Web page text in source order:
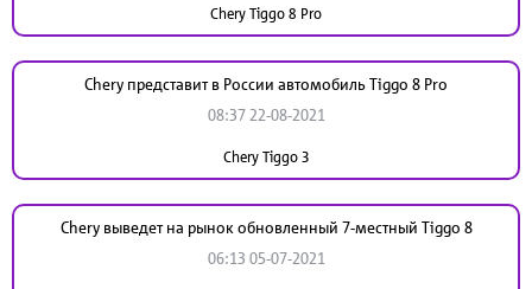
Chery Tiggo 8 Pro
Chery представит в России автомобиль Tiggo 8 Pro
08:37 22-08-2021
Chery Tiggo 3
Chery выведет на рынок обновленный 7-местный Tiggo 8
06:13 05-07-2021